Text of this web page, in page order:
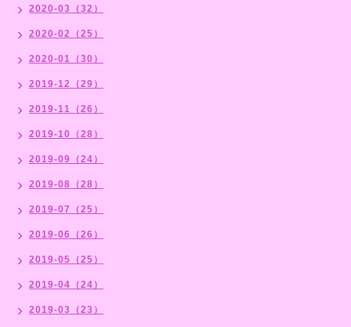
2020-03（32）
2020-02（25）
2020-01（30）
2019-12（29）
2019-11（26）
2019-10（28）
2019-09（24）
2019-08（28）
2019-07（25）
2019-06（26）
2019-05（25）
2019-04（24）
2019-03（23）